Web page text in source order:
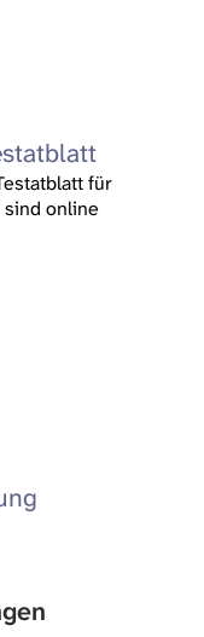
für
online